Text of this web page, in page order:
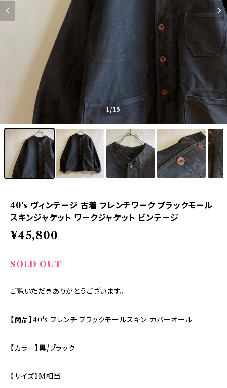
1/15
40's ヴィンテージ 古着 フレンチワーク ブラックモール
スキンジャケット ワークジャケット ビンテージ
¥45,800
SOLD OUT
ご覧いただきありがとうございます。
【商品】40's フレンチ ブラックモールスキン カバーオール
【カラー】黒/ブラック
【サイズ】M相当